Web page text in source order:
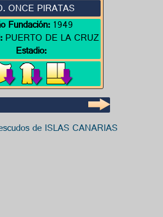
ONCE PIRATAS
Fundación:1949
PUERTO DE LA CRUZ
Estadio:
de ISLAS CANARIAS